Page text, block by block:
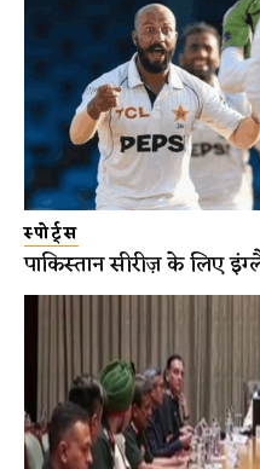
स्पोर्ट्स
पाकिस्तान सीरीज़ के लिए